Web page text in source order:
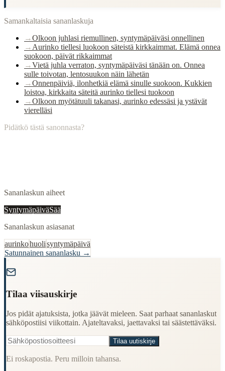
Samankaltaisia sananlaskuja
→Olkoon juhlasi riemullinen, syntymäpäiväsi onnellinen
→ Aurinko tiellesi luokoon säteistä kirkkaimmat. Elämä onnea
suokoon, päivät rikkaimmat
→Vietä juhla verraton, syntymäpäiväsi tänään on. Onnea
sulle toivotan, lentosuukon näin lähetän
→Onnenpäiviä, ilonhetkiä elämä sinulle suokoon. Kukkien
loistoa, kirkkaita säteitä aurinko tiellesi tuokoon
→Olkoon myötätuuli takanasi, aurinko edessäsi ja ystävät
vierelläsi
Pidätkö tästä sanonnasta?
Sananlaskun aiheet
SyntymäpäiväSää
Sananlaskun asiasanat
aurinkohuolisyntymäpäivä
Satunnainen sananlasku →
Tilaa viisauskirje
Jos pidät ajatuksista, jotka jäävät mieleen. Saat parhaat sananlaskut
sähköpostiisi viikottain. Ajateltavaksi, jaettavaksi tai säästettäväksi.
Tilaa uutiskirje
Ei roskapostia. Peru milloin tahansa.